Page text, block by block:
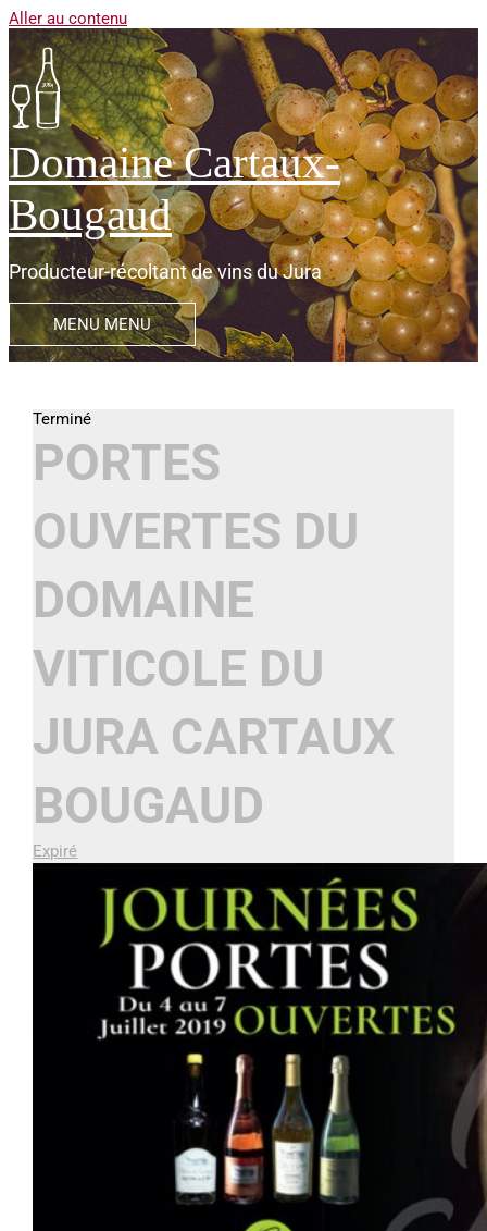
Aller au contenu
Domaine Cartaux-
Bougaud
Producteur-récoltant de vins du Jura
MENU MENU
PORTES
OUVERTES DU
DOMAINE
VITICOLE DU
JURA CARTAUX
BOUGAUD
Expiré